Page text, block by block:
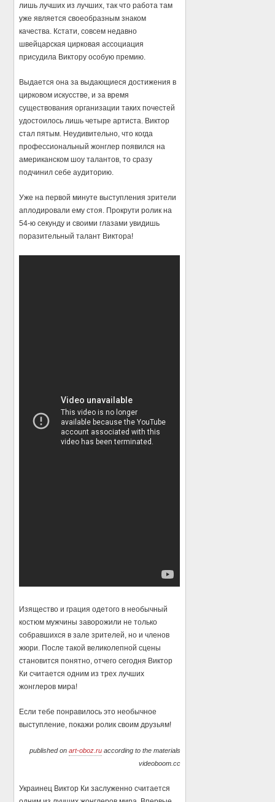
лишь лучших из лучших, так что работа там
уже является своеобразным знаком
качества. Кстати, совсем недавно
швейцарская цирковая ассоциация
присудила Виктору особую премию.
Выдается она за выдающиеся достижения в
цирковом искусстве, и за время
существования организации таких почестей
удостоилось лишь четыре артиста. Виктор
стал пятым. Неудивительно, что когда
профессиональный жонглер появился на
американском шоу талантов, то сразу
подчинил себе аудиторию.
Уже на первой минуте выступления зрители
аплодировали ему стоя. Прокрути ролик на
54-ю секунду и своими глазами увидишь
поразительный талант Виктора!
Изящество и грация одетого в необычный
костюм мужчины заворожили не только
собравшихся в зале зрителей, но и членов
жюри. После такой великолепной сцены
становится понятно, отчего сегодня Виктор
Ки считается одним из трех лучших
жонглеров мира!
Если тебе понравилось это необычное
выступление, покажи ролик своим друзьям!
published on art-oboz.ruaccording to the materials
videoboom.cc
Украинец Виктор Ки заслуженно считается